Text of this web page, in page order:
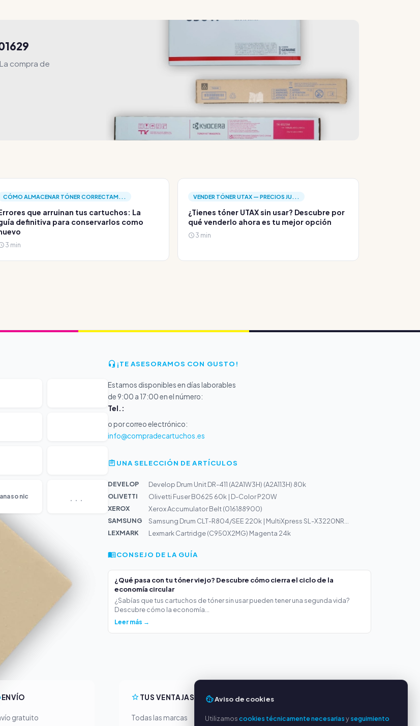
compra de
CÓMO ALMACENAR TÓNER CORRECTAM...
que arruinan tus cartuchos: La
definitiva para conservarlos como
3 min
VENDER TÓNER UTAX — PRECIOS JU...
¿Tienes tóner UTAX sin usar? Descubre por
qué venderlo ahora es tu mejor opción
3 min
...
¡TE ASESORAMOS CON GUSTO!
Estamos disponibles en días laborables
de 9:00 a 17:00 en el número:
Tel.:
o por correo electrónico:
info@compradecartuchos.es
UNA SELECCIÓN DE ARTÍCULOS
DEVELOP
Develop Drum Unit DR-411 (A2A1W3H) (A2A113H) 80k
OLIVETTI
Olivetti Fuser B0625 60k | D-Color P20W
XEROX
Xerox Accumulator Belt (016188900)
SAMSUNG
Samsung Drum CLT-R804/SEE 220k | MultiXpress SL-X3220NR...
LEXMARK
Lexmark Cartridge (C950X2MG) Magenta 24k
CONSEJO DE LA GUÍA
¿Qué pasa con tu tóner viejo? Descubre cómo cierra el ciclo de la
economía circular
¿Sabías que tus cartuchos de tóner sin usar pueden tener una segunda vida?
Descubre cómo la economía...
Leer más →
ENVÍO
gratuito
TUS VENTAJAS
Todas las marcas
Sobre nosotros
Aviso de cookies
Utilizamoscookies técnicamente necesariasyseguimiento